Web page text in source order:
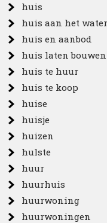
huis
huis aan het water
huis en aanbod
huis laten bouwen
huis te huur
huis te koop
huise
huisje
huizen
hulste
huur
huurhuis
huurwoning
huurwoningen